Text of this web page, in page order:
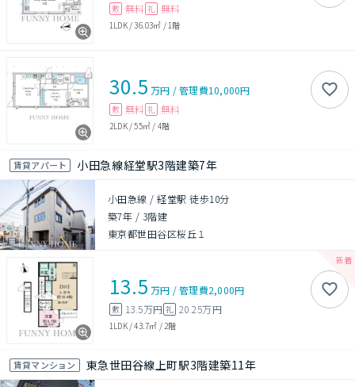
敷 無料 礼 無料
1LDK/36.03㎡ / 1階
30.5 万円 /管理費10,000円
敷 無料 礼 無料
2LDK/55㎡ / 4階
賃貸アパート 小田急線経堂駅3階建築7年
小田急線 / 経堂駅 徒歩10分
築7年 / 3階建
東京都世田谷区桜丘１
13.5 万円 /管理費2,000円
敷 13.5万円 礼 20.25万円
1LDK/43.7㎡ / 2階
賃貸マンション 東急世田谷線上町駅3階建築11年